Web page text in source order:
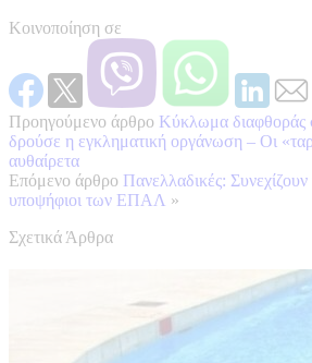
Κοινοποίηση σε
Προηγούμενο άρθρο Κύκλωμα διαφθοράς
δρούσε η εγκληματική οργάνωση – Οι
αυθαίρετα
Επόμενο άρθρο Πανελλαδικές: Συνεχίζουν
υποψήφιοι των ΕΠΑΛ »
Σχετικά Άρθρα